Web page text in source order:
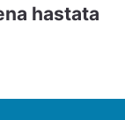
hastata